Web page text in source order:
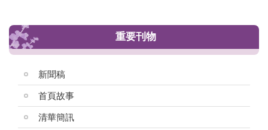
重要刊物
新聞稿
首頁故事
清華簡訊